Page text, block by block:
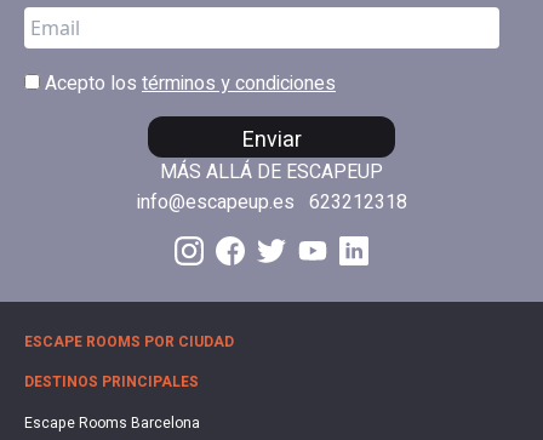
Acepto los términos y condiciones
Enviar
MÁS ALLÁ DE ESCAPEUP
info@escapeup.es 623212318
ESCAPE ROOMS POR CIUDAD
DESTINOS PRINCIPALES
Escape Rooms Barcelona